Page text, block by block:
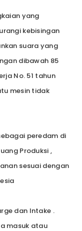
yang
kebisingan
suara yang
dibawah 85
No. 51 tahun
mesin tidak
peredam di
Produksi ,
sesuai dengan
dan Intake .
masuk atau